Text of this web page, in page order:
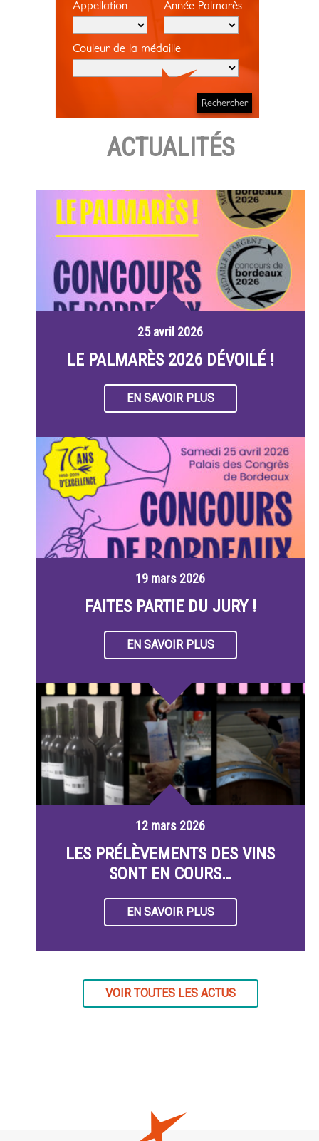
Appellation Année Palmarès
Couleur de la médaille
ACTUALITÉS
25 avril 2026
LE PALMARÈS 2026 DÉVOILÉ !
EN SAVOIR PLUS
19 mars 2026
FAITES PARTIE DU JURY !
EN SAVOIR PLUS
12 mars 2026
LES PRÉLÈVEMENTS DES VINS
SONT EN COURS…
EN SAVOIR PLUS
VOIR TOUTES LES ACTUS